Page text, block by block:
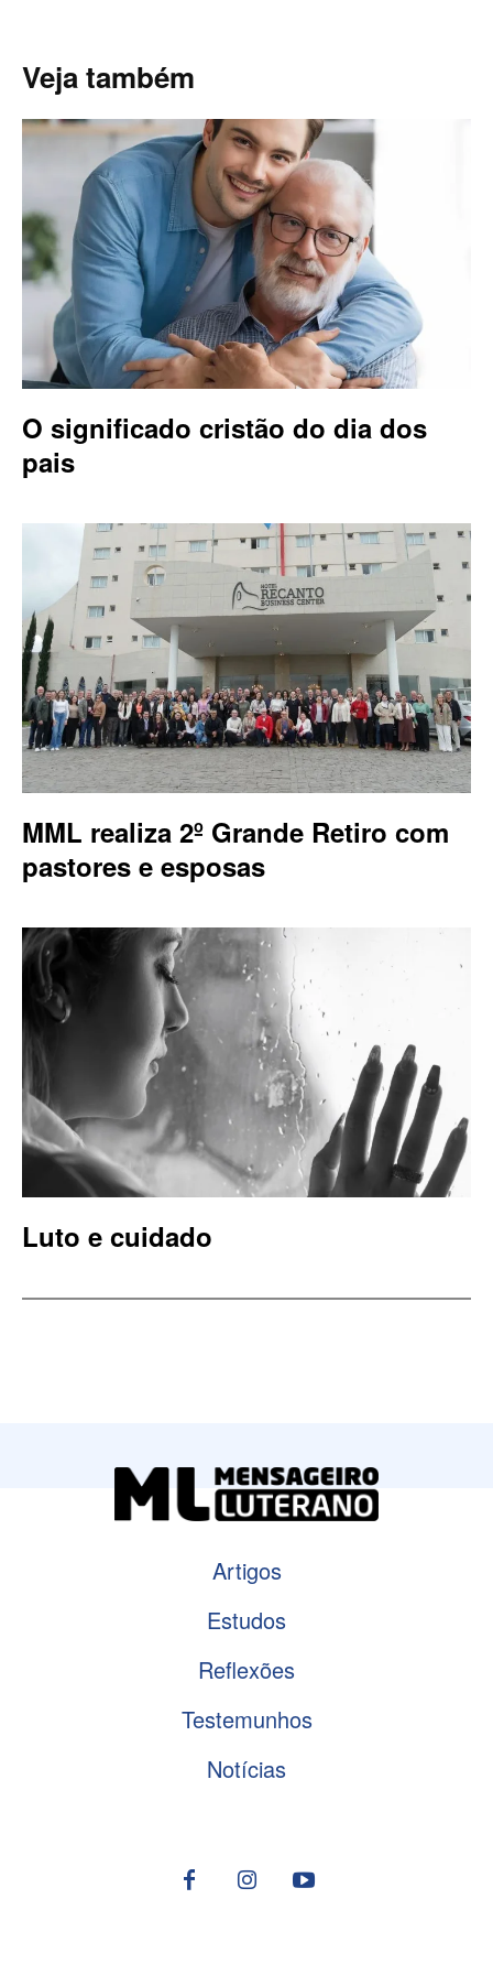
Veja também
O significado cristão do dia dos
pais
MML realiza 2º Grande Retiro com
pastores e esposas
Luto e cuidado
Artigos
Estudos
Reflexões
Testemunhos
Notícias